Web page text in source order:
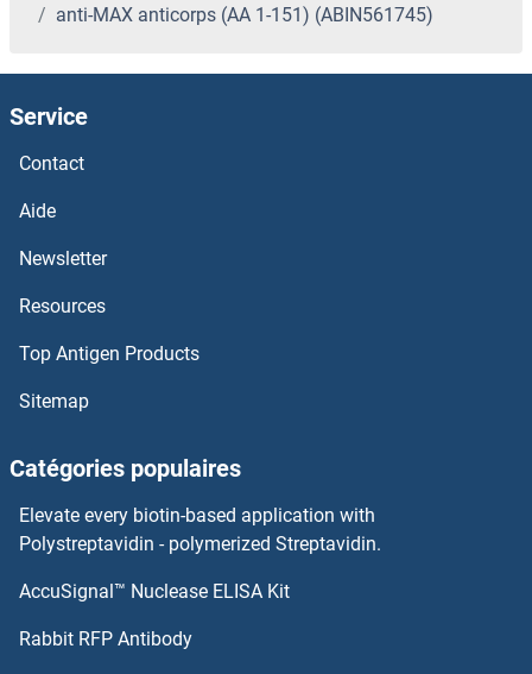
anti-MAX anticorps (AA 1-151) (ABIN561745)
Service
Contact
Aide
Newsletter
Resources
Top Antigen Products
Sitemap
Catégories populaires
Elevate every biotin-based application with
Polystreptavidin - polymerized Streptavidin.
AccuSignal™ Nuclease ELISA Kit
Rabbit RFP Antibody